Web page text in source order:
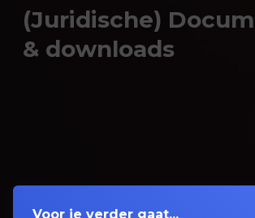
(Juridische)
& downloads
Voor je verder gaat...